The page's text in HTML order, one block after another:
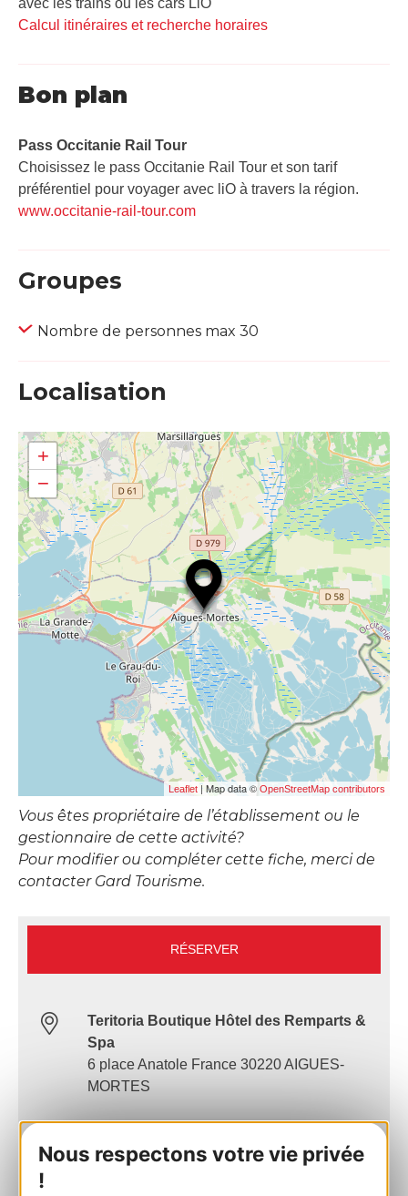
Nous respectons votre vie privée
!
Calcul itinéraires et recherche horaires
Bon plan
Pass Occitanie Rail Tour​
Choisissez le pass Occitanie Rail Tour et son tarif
préférentiel pour voyager avec liO à travers la région.
www.occitanie-rail-tour.com
Groupes
Nombre de personnes max 30
Localisation
+
−
Leaflet| Map data © OpenStreetMap contributors
Vous êtes propriétaire de l’établissement ou le
gestionnaire de cette activité?
Pour modifier ou compléter cette fiche, merci de
contacter Gard Tourisme.
RÉSERVER
Teritoria Boutique Hôtel des Remparts &
Spa
6 place Anatole France 30220 AIGUES-
MORTES